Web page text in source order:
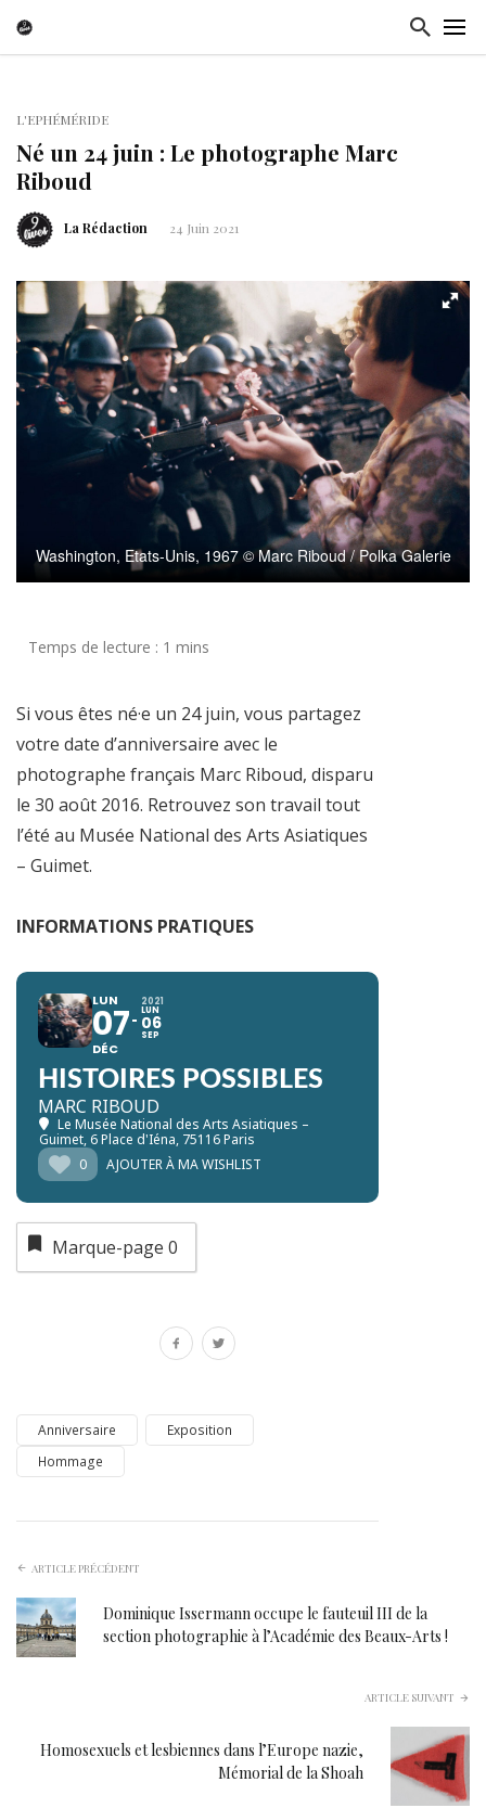
L'EPHÉMÉRIDE
Né un 24 juin : Le photographe Marc
Riboud
La Rédaction 24 Juin 2021
Washington, Etats-Unis, 1967 © Marc Riboud / Polka Galerie
Si vous êtes né·e un 24 juin, vous partagez
votre date d’anniversaire avec le
photographe français Marc Riboud, disparu
le 30 août 2016. Retrouvez son travail tout
l’été au Musée National des Arts Asiatiques
– Guimet.
INFORMATIONS PRATIQUES
LUN
07
DÉC
2021
LUN
06
SEP
HISTOIRES POSSIBLES
MARC RIBOUD
Le Musée National des Arts Asiatiques –
Guimet, 6 Place d'Iéna, 75116 Paris
0
AJOUTER À MA WISHLIST
Marque-page 0
Anniversaire
Exposition
Hommage
ARTICLE PRÉCÉDENT
Dominique Issermann occupe le fauteuil III de la
section photographie à l’Académie des Beaux-Arts !
ARTICLE SUIVANT
Homosexuels et lesbiennes dans l’Europe nazie,
Mémorial de la Shoah